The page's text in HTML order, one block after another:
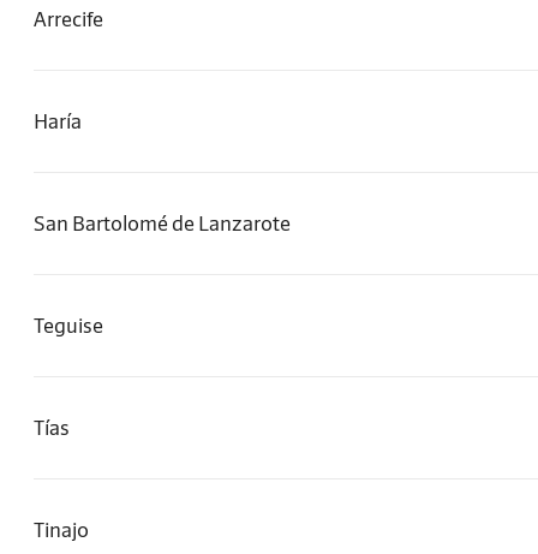
Arrecife
Haría
San Bartolomé de Lanzarote
Teguise
Tías
Tinajo